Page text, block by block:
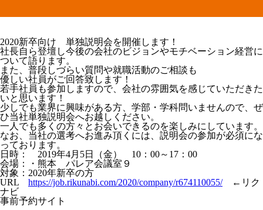
2020新卒向け 単独説明会を開催します！
社長自ら登壇し今後の会社のビジョンやモチベーション経営に
ついて語ります。
また、普段しづらい質問や就職活動のご相談も
優しい社員がご回答致します！
若手社員も参加しますので、会社の雰囲気を感じていただきた
いと思います！
少しでも業界に興味がある方、学部・学科問いませんので、ぜ
ひ当社単独説明会へお越しください。
一人でも多くの方々とお会いできるのを楽しみにしています。
なお、当社の選考へお進み頂くには、説明会の参加が必須にな
っております。
日時： 2019年4月5日（金） 10：00～17：00
会場：・熊本 パレア会議室９
対象：2020年新卒の方
URL https://job.rikunabi.com/2020/company/r674110055/←リク
ナビ
事前予約サイト